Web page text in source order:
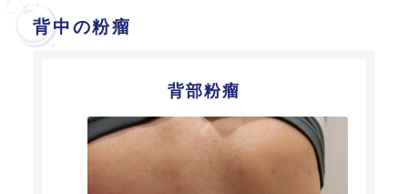
背中の粉瘤
背部粉瘤